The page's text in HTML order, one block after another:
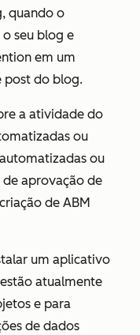
quando o
seu blog e
em um
post do blog.
a atividade do
ou
ou
de aprovação de
de ABM
um aplicativo
atualmente
e para
de dados